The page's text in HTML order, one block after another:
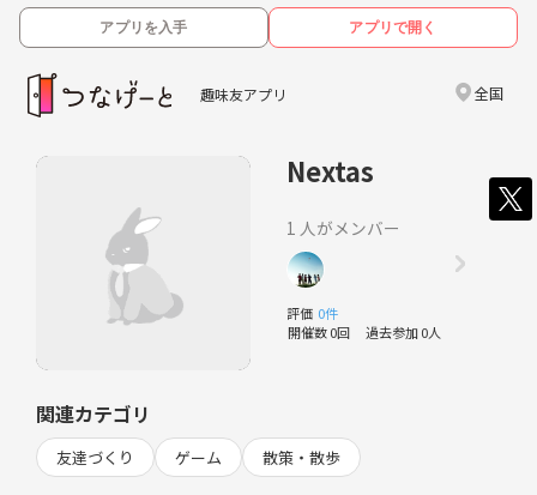
アプリを入手 アプリで開く
趣味友アプリ 全国
Nextas
1 人がメンバー
評価 0件
開催数 0回 過去参加 0人
関連カテゴリ
友達づくり ゲーム 散策・散歩